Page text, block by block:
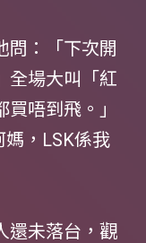
問：「下次開
全場大叫「紅
唔到飛。」
，LSK係我
還未落台，觀